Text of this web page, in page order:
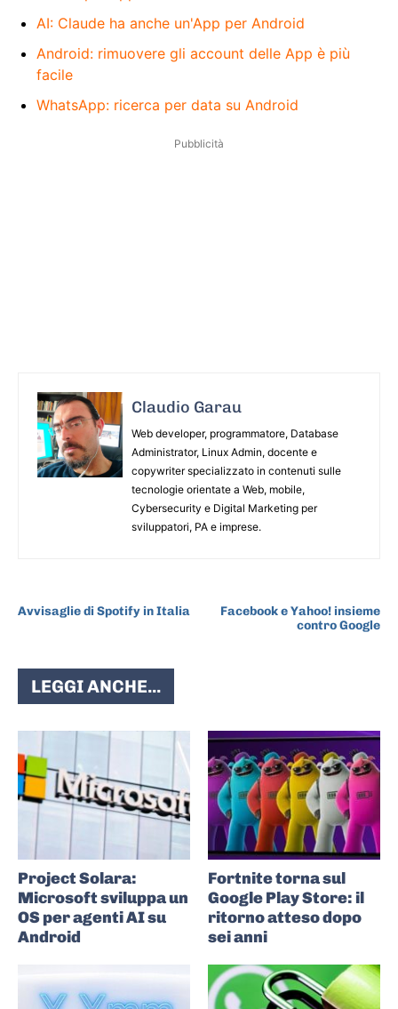
AI: Claude ha anche un'App per Android
Android: rimuovere gli account delle App è più
facile
WhatsApp: ricerca per data su Android
Pubblicità
Claudio Garau
Web developer, programmatore, Database
Administrator, Linux Admin, docente e
copywriter specializzato in contenuti sulle
tecnologie orientate a Web, mobile,
Cybersecurity e Digital Marketing per
sviluppatori, PA e imprese.
Avvisaglie di Spotify in Italia
Facebook e Yahoo! insieme
contro Google
LEGGI ANCHE...
Project Solara:
Microsoft sviluppa un
OS per agenti AI su
Android
Fortnite torna sul
Google Play Store: il
ritorno atteso dopo
sei anni